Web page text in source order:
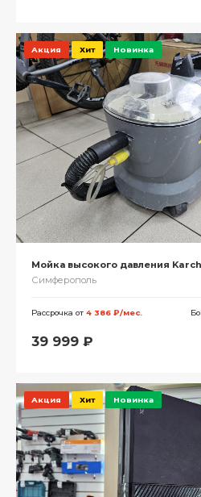
Акция Хит Новинка
Мойка высокого давления
Симферополь
Рассрочка от 4 386 ₽/мес.
39 999 ₽
Акция Хит Новинка